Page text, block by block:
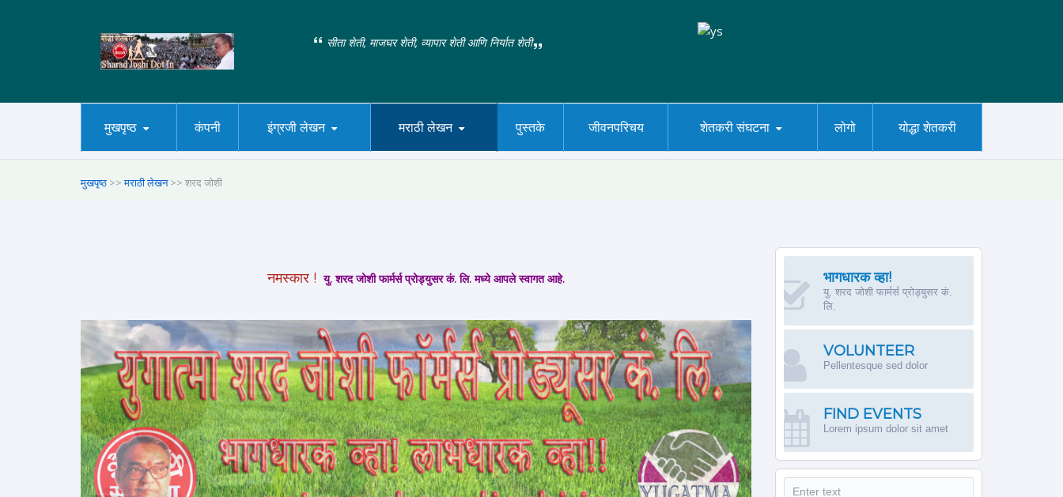
सीता शेती, माजघर शेती, व्यापार शेती आणि निर्यात शेती
मुखपृष्ठ कंपनी इंग्रजी लेखन मराठी लेखन पुस्तके जीवनपरिचय शेतकरी संघटना लोगो योद्धा शेतकरी
मुखपृष्ठ >>मराठी लेखन>> शरद जोशी
नमस्कार ! यु. शरद जोशी फार्मर्स प्रोड्युसर कं. लि. मध्ये आपले स्वागत आहे. भागधारक व्हा!
यु. शरद जोशी फार्मर्स प्रोड्युसर कं.
लि.
VOLUNTEER
Pellentesque sed dolor
FIND EVENTS
Lorem ipsum dolor sit amet
शोध